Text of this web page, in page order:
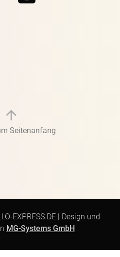
Seitenanfang
EXPRESS.DE | Design und
MG-Systems GmbH